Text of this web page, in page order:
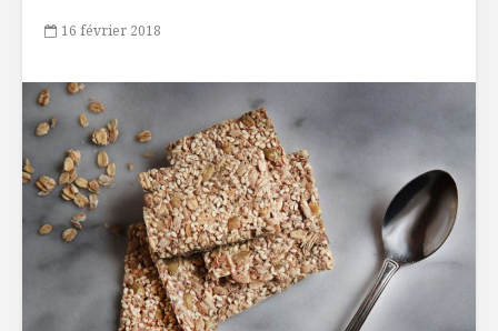
16 février 2018
5 terrasses au
bord de l’eau à